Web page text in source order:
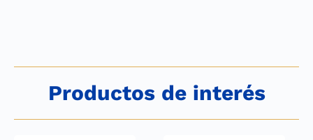
Productos de interés